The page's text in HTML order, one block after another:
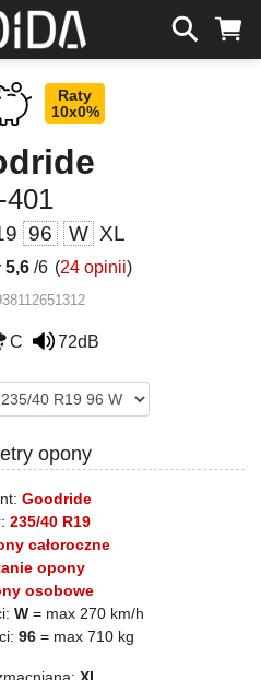
Raty
10x0%
401
96 W XL
5,6/6 (24 opinii)
C 72dB
opony
Goodride
235/40 R19
całoroczne
opony
osobowe
W = max 270 km/h
96 = max 710 kg
XL